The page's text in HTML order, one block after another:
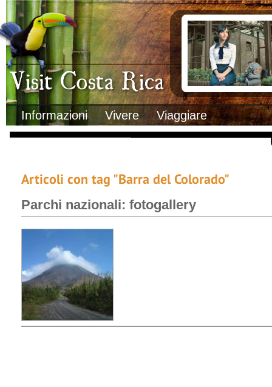
Visit Costa Rica
Informazioni Vivere Viaggiare
Clima
Geografia
Informazioni Geografiche
Letteratura e cultura
Gastronomia
Lo sapevi che
Musica
Natura
Storia
Trasporti Interni
Documenti
Italiani in Costa
L’ambasciata
Opportunità
Articoli con tag "Barra del Colorado"
Parchi nazionali: fotogallery